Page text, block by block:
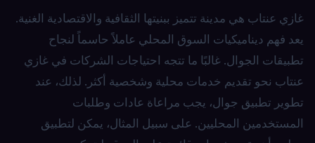
غازي عنتاب هي مدينة تتميز ببنيتها الثقافية والاقتصادية الغنية.
يعد فهم ديناميكيات السوق المحلي عاملاً حاسماً لنجاح
تطبيقات الجوال. غالبًا ما تتجه احتياجات الشركات في غازي
عنتاب نحو تقديم خدمات محلية وشخصية أكثر. لذلك، عند
تطوير تطبيق جوال، يجب مراعاة عادات وطلبات
المستخدمين المحليين. على سبيل المثال، يمكن لتطبيق